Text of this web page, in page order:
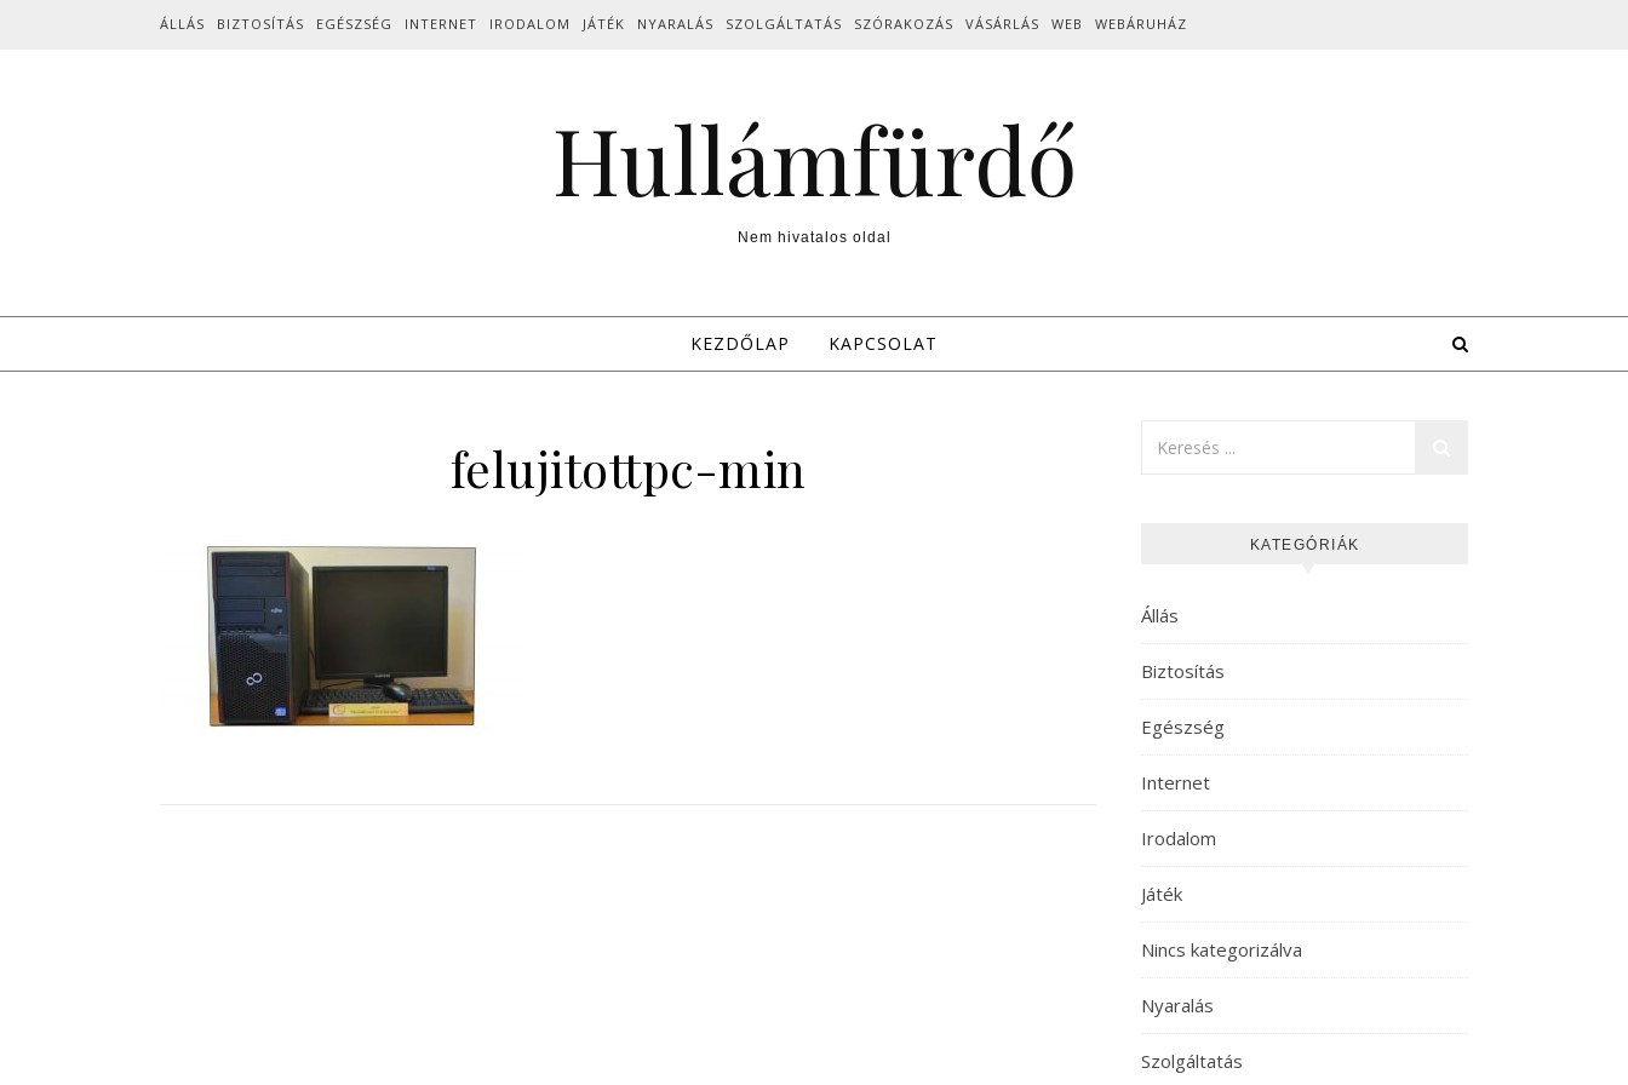
ÁLLÁS BIZTOSÍTÁS EGÉSZSÉG INTERNET IRODALOM JÁTÉK NYARALÁS SZOLGÁLTATÁS SZÓRAKOZÁS VÁSÁRLÁS WEB WEBÁRUHÁZ
Hullámfürdő
Nem hivatalos oldal
KEZDŐLAP KAPCSOLAT
felujitottpc-min
KATEGÓRIÁK
Állás
Biztosítás
Egészség
Internet
Irodalom
Játék
Nincs kategorizálva
Nyaralás
Szolgáltatás